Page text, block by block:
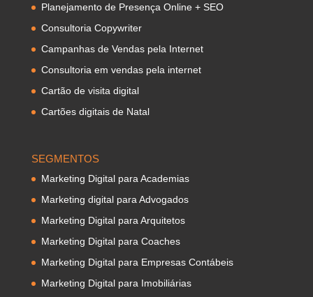
Planejamento de Presença Online + SEO
Consultoria Copywriter
Campanhas de Vendas pela Internet
Consultoria em vendas pela internet
Cartão de visita digital
Cartões digitais de Natal
SEGMENTOS
Marketing Digital para Academias
Marketing digital para Advogados
Marketing Digital para Arquitetos
Marketing Digital para Coaches
Marketing Digital para Empresas Contábeis
Marketing Digital para Imobiliárias